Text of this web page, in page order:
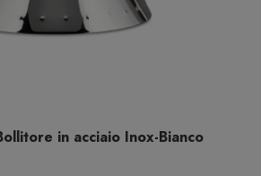
in acciaio Inox-Bianco